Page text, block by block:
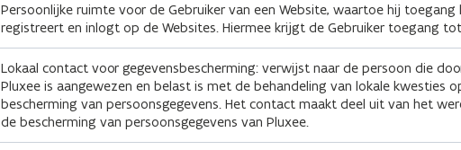
Persoonlijke ruimte voor de Gebruiker van een Website, waartoe hij
registreert en inlogt op de Websites. Hiermee krijgt de Gebruiker toegang
Lokaal contact voor gegevensbescherming: verwijst naar de persoon die
Pluxee is aangewezen en belast is met de behandeling van lokale kwesties
bescherming van persoonsgegevens. Het contact maakt deel uit van het
de bescherming van persoonsgegevens van Pluxee.